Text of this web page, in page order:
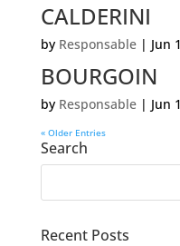
CALDERINI
by Responsable| Jun
BOURGOIN
by Responsable| Jun
« Older Entries
Search
Recent Posts